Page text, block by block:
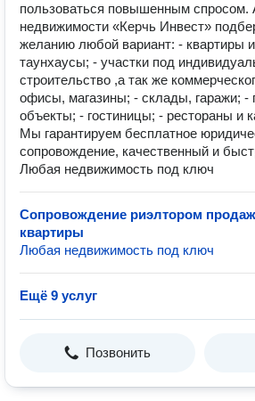
пользоваться повышенным спросом.
недвижимости «Керчь Инвест»
желанию любой вариант: - квартиры
таунхаусы; - участки под
строительство ,а так же
офисы, магазины; - склады, гаражи;
объекты; - гостиницы; - рестораны и
Мы гарантируем бесплатное
сопровождение, качественный и
Любая недвижимость под ключ
Сопровождение риэлтором
квартиры
Любая недвижимость под ключ
Ещё 9 услуг
Позвонить